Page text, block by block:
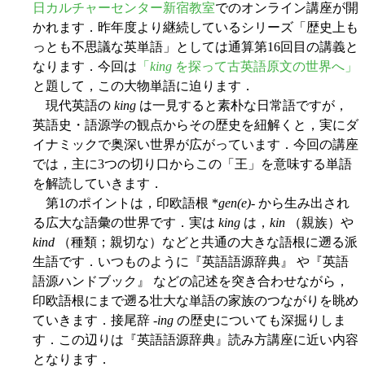
日カルチャーセンター新宿教室でのオンライン講座が開
かれます．昨年度より継続しているシリーズ「歴史上も
っとも不思議な英単語」としては通算第16回目の講義と
なります．今回は 「 king を探って古英語原文の世界へ」
と題して，この大物単語に迫ります．
現代英語の king は一見すると素朴な日常語ですが，
英語史・語源学の観点からその歴史を紐解くと，実にダ
イナミックで奥深い世界が広がっています．今回の講座
では，主に3つの切り口からこの「王」を意味する単語
を解読していきます．
第1のポイントは，印欧語根 *gen(e)- から生み出され
る広大な語彙の世界です．実は king は， kin （親族）や
kind （種類；親切な）などと共通の大きな語根に遡る派
生語です．いつものように『英語語源辞典』 や『英語
語源ハンドブック』 などの記述を突き合わせながら，
印欧語根にまで遡る壮大な単語の家族のつながりを眺め
ていきます．接尾辞 -ing の歴史についても深掘りしま
す．この辺りは『英語語源辞典』読み方講座に近い内容
となります．